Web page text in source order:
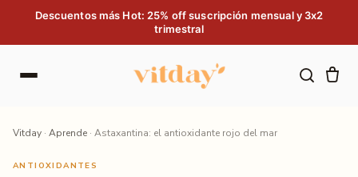
Saltar al contenido
Descuentos más Hot: 25% off suscripción mensual y 3x2
trimestral
Vitday · Aprende · Astaxantina: el antioxidante rojo del mar
ANTIOXIDANTES